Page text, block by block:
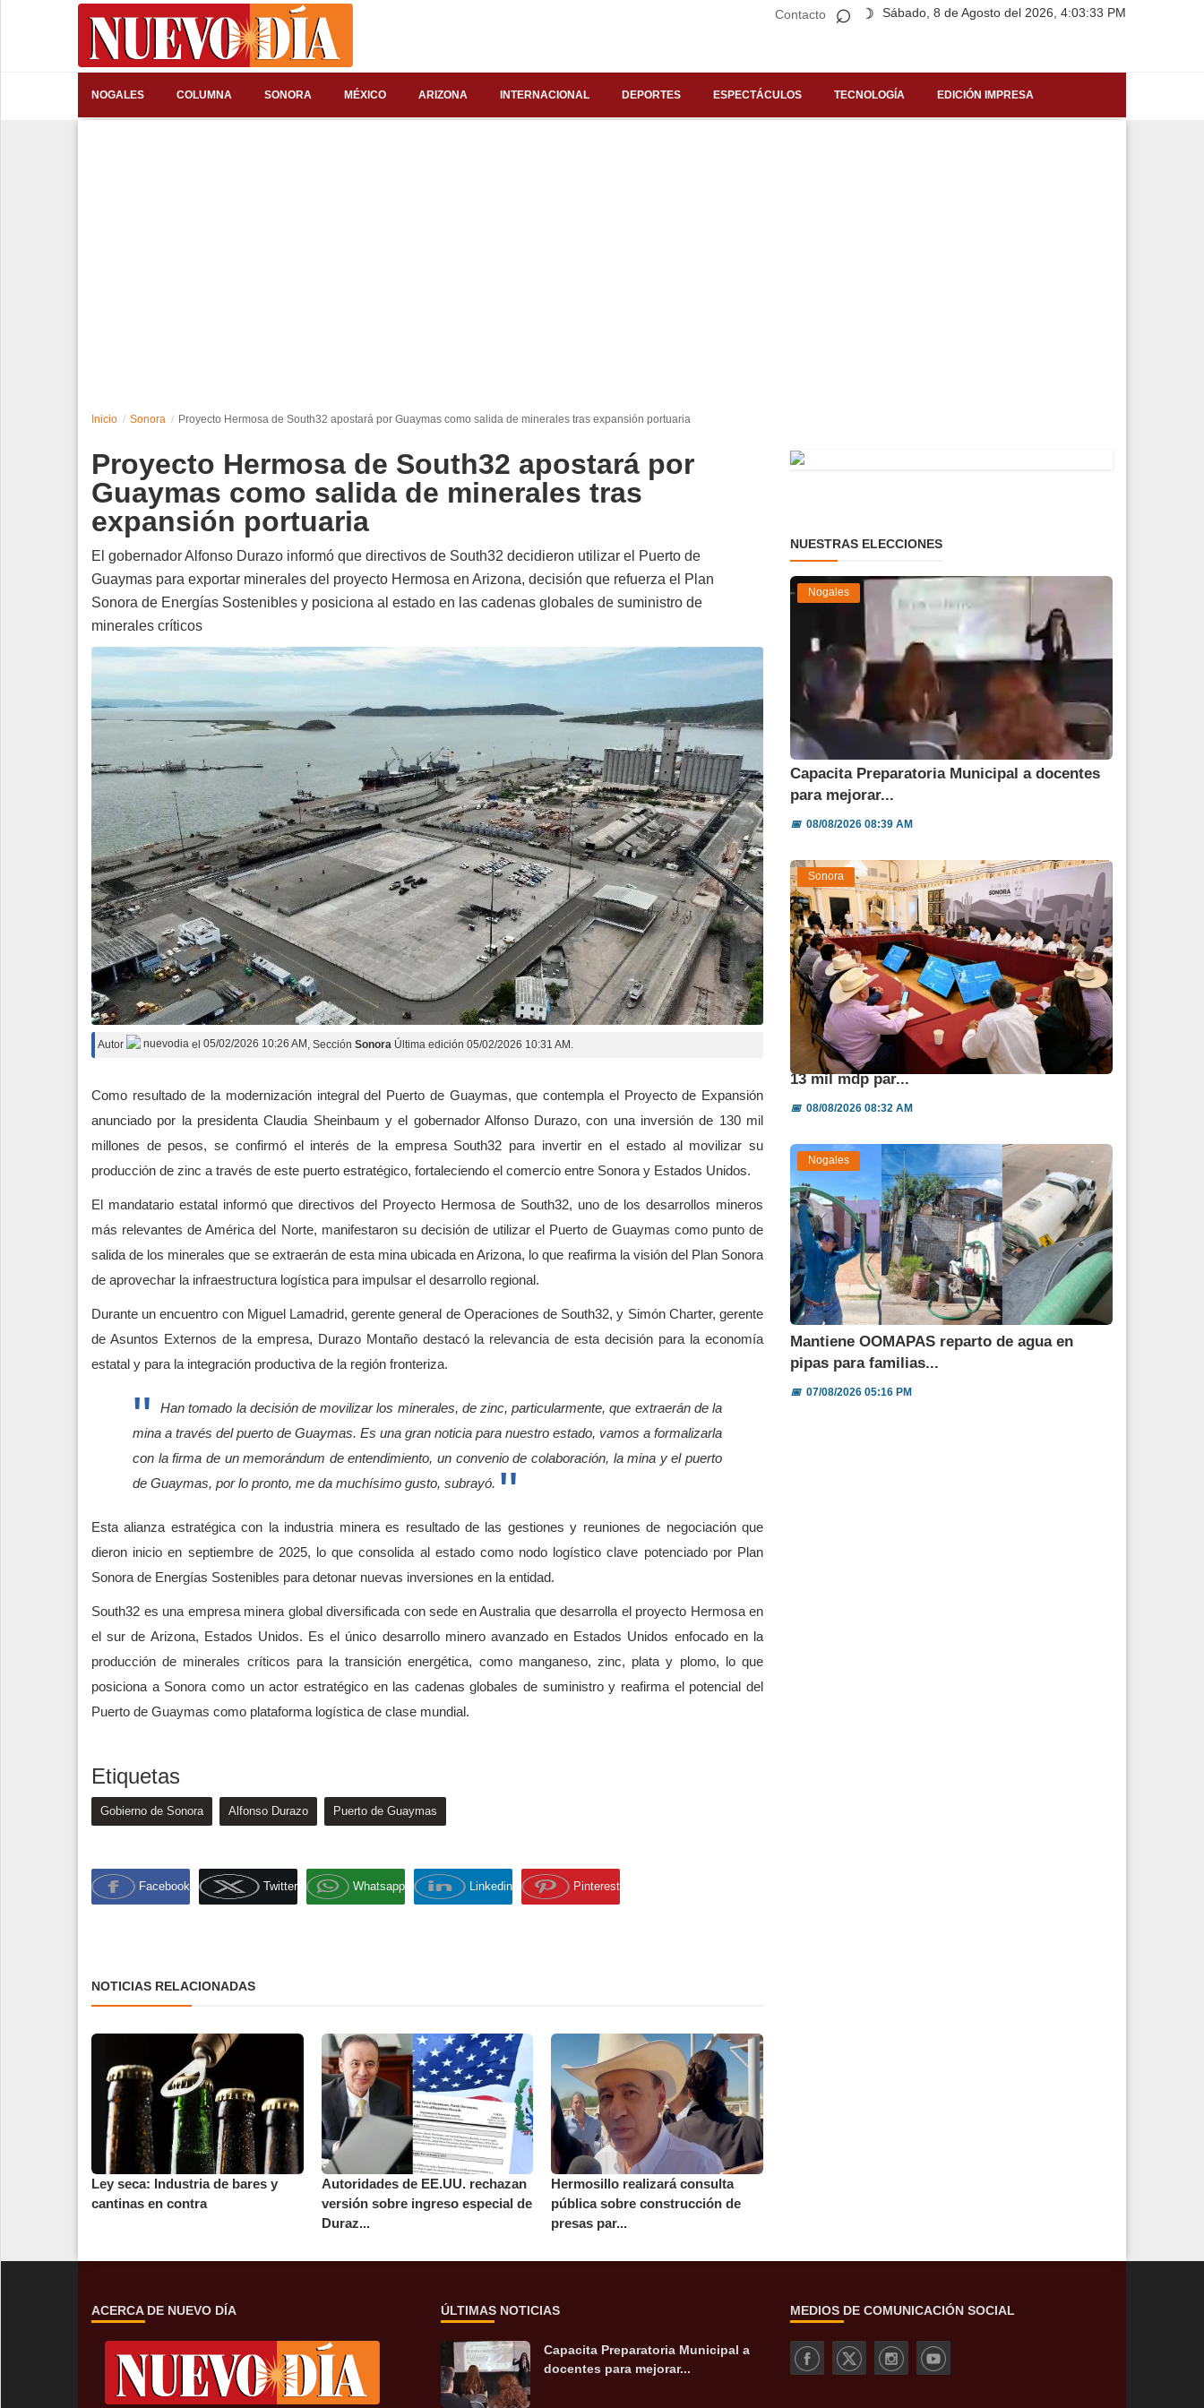
Contacto Sábado, 8 de Agosto del 2026, 4:03:33 PM
⌕ ☽
NOGALES COLUMNA SONORA MÉXICO ARIZONA INTERNACIONAL DEPORTES ESPECTÁCULOS TECNOLOGÍA EDICIÓN IMPRESA
Edición Impresa
Inicio Sonora Proyecto Hermosa de South32 apostará por Guaymas como salida de minerales tras expansión portuaria
Proyecto Hermosa de South32 apostará por
Guaymas como salida de minerales tras
expansión portuaria
El gobernador Alfonso Durazo informó que directivos de South32 decidieron utilizar el Puerto de
Guaymas para exportar minerales del proyecto Hermosa en Arizona, decisión que refuerza el Plan
Sonora de Energías Sostenibles y posiciona al estado en las cadenas globales de suministro de
minerales críticos
Autor nuevodia el 05/02/2026 10:26 AM , Sección Sonora Última edición 05/02/2026 10:31 AM.
Como resultado de la modernización integral del Puerto de Guaymas, que contempla el Proyecto de Expansión
anunciado por la presidenta Claudia Sheinbaum y el gobernador Alfonso Durazo, con una inversión de 130 mil
millones de pesos, se confirmó el interés de la empresa South32 para invertir en el estado al movilizar su
producción de zinc a través de este puerto estratégico, fortaleciendo el comercio entre Sonora y Estados Unidos.
El mandatario estatal informó que directivos del Proyecto Hermosa de South32, uno de los desarrollos mineros
más relevantes de América del Norte, manifestaron su decisión de utilizar el Puerto de Guaymas como punto de
salida de los minerales que se extraerán de esta mina ubicada en Arizona, lo que reafirma la visión del Plan Sonora
de aprovechar la infraestructura logística para impulsar el desarrollo regional.
Durante un encuentro con Miguel Lamadrid, gerente general de Operaciones de South32, y Simón Charter, gerente
de Asuntos Externos de la empresa, Durazo Montaño destacó la relevancia de esta decisión para la economía
estatal y para la integración productiva de la región fronteriza.
Han tomado la decisión de movilizar los minerales, de zinc, particularmente, que extraerán de la
mina a través del puerto de Guaymas. Es una gran noticia para nuestro estado, vamos a formalizarla
con la firma de un memorándum de entendimiento, un convenio de colaboración, la mina y el puerto
de Guaymas, por lo pronto, me da muchísimo gusto, subrayó.
Esta alianza estratégica con la industria minera es resultado de las gestiones y reuniones de negociación que
dieron inicio en septiembre de 2025, lo que consolida al estado como nodo logístico clave potenciado por Plan
Sonora de Energías Sostenibles para detonar nuevas inversiones en la entidad.
South32 es una empresa minera global diversificada con sede en Australia que desarrolla el proyecto Hermosa en
el sur de Arizona, Estados Unidos. Es el único desarrollo minero avanzado en Estados Unidos enfocado en la
producción de minerales críticos para la transición energética, como manganeso, zinc, plata y plomo, lo que
posiciona a Sonora como un actor estratégico en las cadenas globales de suministro y reafirma el potencial del
Puerto de Guaymas como plataforma logística de clase mundial.
Etiquetas
Gobierno de Sonora Alfonso Durazo Puerto de Guaymas
Facebook Twitter Whatsapp Linkedin Pinterest
NOTICIAS RELACIONADAS
Ley seca: Industria de bares y
cantinas en contra
Autoridades de EE.UU. rechazan
versión sobre ingreso especial de
Duraz...
Hermosillo realizará consulta
pública sobre construcción de
presas par...
NUESTRAS ELECCIONES
Nogales
Capacita Preparatoria Municipal a docentes
para mejorar...
📅08/08/2026 08:39 AM
Sonora
Durazo y Sheinbaum impulsan inversión de
13 mil mdp par...
📅08/08/2026 08:32 AM
Nogales
Mantiene OOMAPAS reparto de agua en
pipas para familias...
📅07/08/2026 05:16 PM
ACERCA DE NUEVO DÍA ÚLTIMAS NOTICIAS
Capacita Preparatoria Municipal a
docentes para mejorar...
MEDIOS DE COMUNICACIÓN SOCIAL